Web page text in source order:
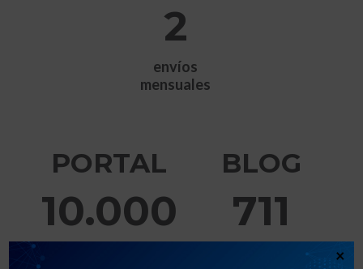
2
envíos
mensuales
PORTAL
10.000
BLOG
711
×